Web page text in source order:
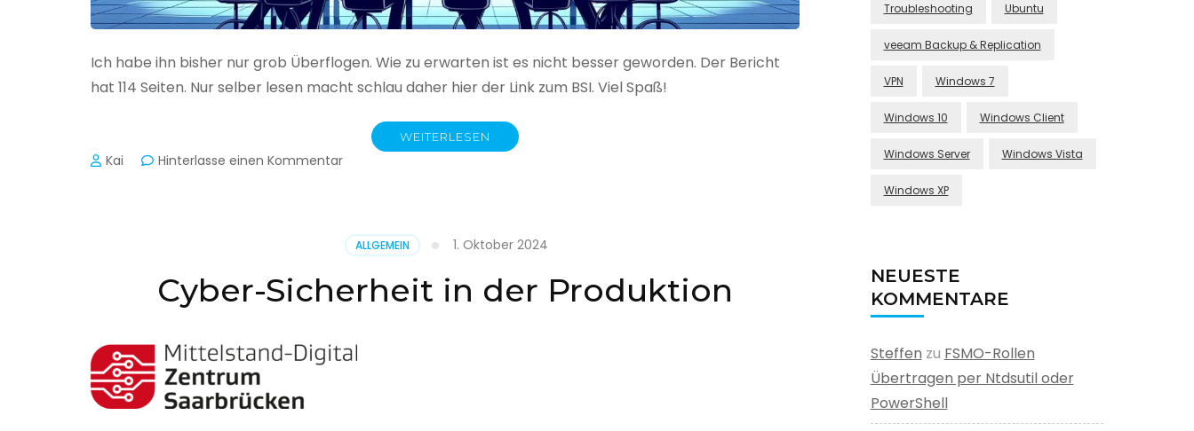
Ich habe ihn bisher nur grob Überflogen. Wie zu erwarten ist es nicht besser geworden. Der Bericht
hat 114 Seiten. Nur selber lesen macht schlau daher hier der Link zum BSI. Viel Spaß!
WEITERLESEN
Kai Hinterlasse einen Kommentarzu
heute
seinen
zur
in
Deutschland
ALLGEMEIN 1. Oktober 2024
Cyber-Sicherheit in der Produktion
Troubleshooting Ubuntu
veeam Backup & Replication
VPN Windows 7
Windows 10 Windows Client
Windows Server Windows Vista
Windows XP
NEUESTE
KOMMENTARE
Steffen zu FSMO-Rollen
Übertragen per Ntdsutil oder
PowerShell